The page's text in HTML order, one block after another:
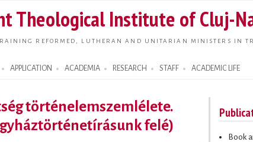
main
content
Theological Institute of Cluj-
REFORMED, LUTHERAN AND UNITARIAN MINISTERS IN
APPLICATION ACADEMIA RESEARCH STAFF ACADEMIC LIFE
történelemszemlélete.
felé)
Book